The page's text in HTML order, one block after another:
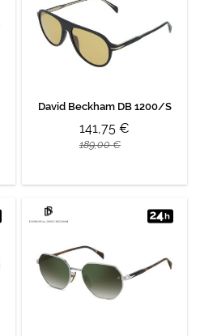
David Beckham DB 1200/S
141,75 €
189,00 €